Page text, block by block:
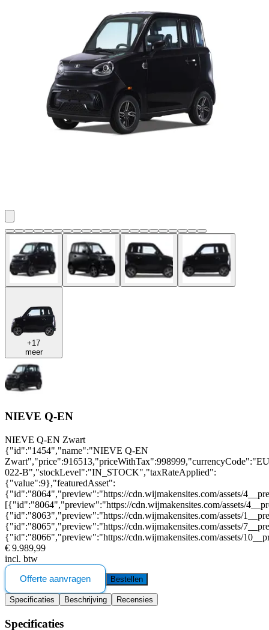
+17
meer
NIEVE Q-EN
NIEVE Q-EN Zwart
{"id":"1454","name":"NIEVE Q-EN
022-B","stockLevel":"IN_STOCK","taxRateApplied":
{"value":9},"featuredAsset":
{"id":"8064","preview":"https://cdn.wijmakensites.com/assets/
[{"id":"8064","preview":"https://cdn.wijmakensites.com/assets/
{"id":"8063","preview":"https://cdn.wijmakensites.com/assets/
{"id":"8065","preview":"https://cdn.wijmakensites.com/assets/
{"id":"8066","preview":"https://cdn.wijmakensites.com/assets/
€ 9.989,99
incl. btw
Offerte aanvragen
Bestellen
Specificaties Beschrijving Recensies
Specificaties